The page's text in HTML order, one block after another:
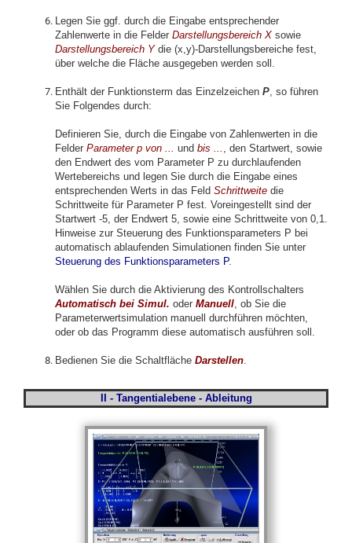
Legen Sie ggf. durch die Eingabe entsprechender
Zahlenwerte in die Felder Darstellungsbereich X sowie
Darstellungsbereich Ydie (x,y)-Darstellungsbereiche fest,
über welche die Fläche ausgegeben werden soll.
Enthält der Funktionsterm das Einzelzeichen P, so führen
Sie Folgendes durch:
Definieren Sie, durch die Eingabe von Zahlenwerten in die
Felder Parameter p von ... und bis ... , den Startwert, sowie
den Endwert des vom Parameter P zu durchlaufenden
Wertebereichs und legen Sie durch die Eingabe eines
entsprechenden Werts in das Feld Schrittweite die
Schrittweite für Parameter P fest. Voreingestellt sind der
Startwert -5, der Endwert 5, sowie eine Schrittweite von 0,1.
Hinweise zur Steuerung des Funktionsparameters P bei
automatisch ablaufenden Simulationen finden Sie unter
Steuerung des Funktionsparameters P.
Wählen Sie durch die Aktivierung des Kontrollschalters
Automatisch bei Simul. oder Manuell, ob Sie die
Parameterwertsimulation manuell durchführen möchten,
oder ob das Programm diese automatisch ausführen soll.
Bedienen Sie die Schaltfläche Darstellen.
II - Tangentialebene - Ableitung